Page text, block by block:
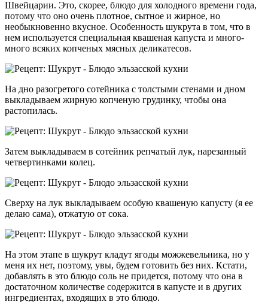
Швейцарии. Это, скорее, блюдо для холодного времени года,
потому что оно очень плотное, сытное и жирное, но
необыкновенно вкусное. Особенность шукрута в том, что в
нем используется специальная квашеная капуста и много-
много всяких копченых мясных деликатесов.
На дно разогретого сотейника с толстыми стенами и дном
выкладываем жирную копченую грудинку, чтобы она
растопилась.
Затем выкладываем в сотейник репчатый лук, нарезанный
четвертинками колец.
Сверху на лук выкладываем особую квашеную капусту (я ее
делаю сама), отжатую от сока.
На этом этапе в шукрут кладут ягоды можжевельника, но у
меня их нет, поэтому, увы, будем готовить без них. Кстати,
добавлять в это блюдо соль не придется, потому что она в
достаточном количестве содержится в капусте и в других
ингредиентах, входящих в это блюдо.